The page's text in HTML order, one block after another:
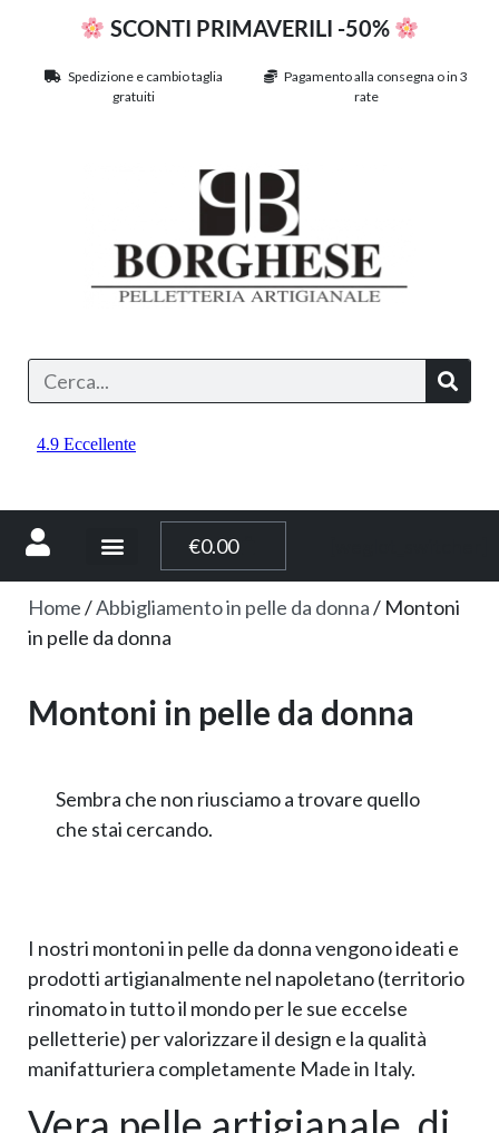
SCONTI PRIMAVERILI -50%
Spedizione e cambio taglia
gratuiti
Pagamento alla consegna o in 3
rate
€0.00
Home/Abbigliamento in pelle da donna/ Montoni
in pelle da donna
Montoni in pelle da donna
Sembra che non riusciamo a trovare quello
che stai cercando.
I nostri montoni in pelle da donna vengono ideati e
prodotti artigianalmente nel napoletano (territorio
rinomato in tutto il mondo per le sue eccelse
pelletterie) per valorizzare il design e la qualità
manifatturiera completamente Made in Italy.